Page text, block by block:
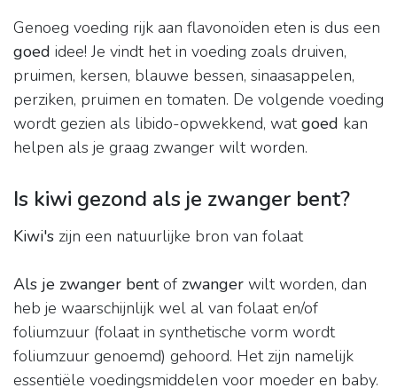
Genoeg voeding rijk aan flavonoïden eten is dus een
goed idee! Je vindt het in voeding zoals druiven,
pruimen, kersen, blauwe bessen, sinaasappelen,
perziken, pruimen en tomaten. De volgende voeding
wordt gezien als libido-opwekkend, watgoed kan
helpen als je graag zwanger wilt worden.
Is kiwi gezond als je zwanger bent?
Kiwi's zijn een natuurlijke bron van folaat
Als je zwanger bentof zwanger wilt worden, dan
heb je waarschijnlijk wel al van folaat en/of
foliumzuur (folaat in synthetische vorm wordt
foliumzuur genoemd) gehoord. Het zijn namelijk
essentiële voedingsmiddelen voor moeder en baby.